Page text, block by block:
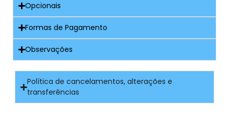
Opcionais
Formas de Pagamento
Observações
Política de cancelamentos, alterações e
transferências